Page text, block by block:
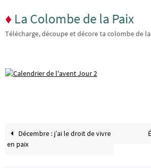
♦ La Colombe de la Paix
Télécharge, découpe et décore ta colombe de la
Décembre : j’ai le droit de vivre
en paix